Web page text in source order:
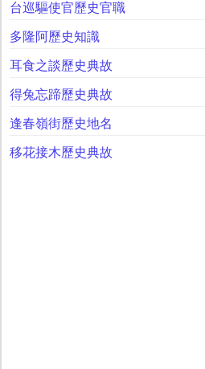
台巡驅使官歷史官職
多隆阿歷史知識
耳食之談歷史典故
得兔忘蹄歷史典故
逢春嶺街歷史地名
移花接木歷史典故